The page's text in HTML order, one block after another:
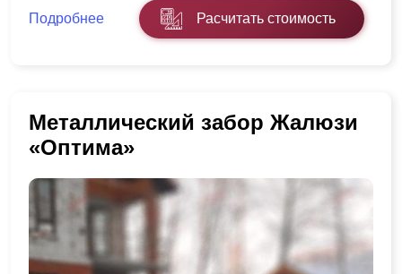
Подробнее Расчитать стоимость
Металлический забор Жалюзи
«Оптима»